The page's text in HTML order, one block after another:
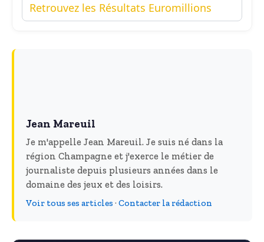
Retrouvez les Résultats Euromillions
Jean Mareuil
Je m'appelle Jean Mareuil. Je suis né dans la
région Champagne et j'exerce le métier de
journaliste depuis plusieurs années dans le
domaine des jeux et des loisirs.
Voir tous ses articles · Contacter la rédaction